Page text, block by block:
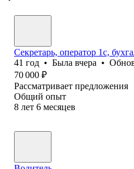
Секретарь, оператор 1с,
41 год • Была вчера •
70 000 ₽
Рассматривает предложения
Общий опыт
8 лет 6 месяцев